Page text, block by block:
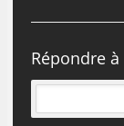
Répondre à